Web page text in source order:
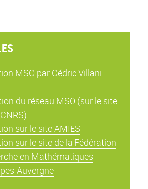
MSO par Cédric Villani
du réseau MSO (sur le site
sur le site AMIES
sur le site de la Fédération
en Mathématiques
Auvergne